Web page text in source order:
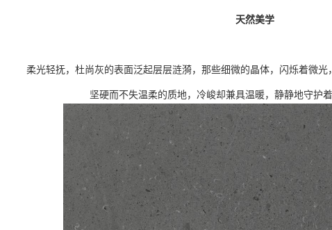
天然美学
柔光轻抚，杜尚灰的表面泛起层层涟漪，那些细微的晶体，闪烁着微光
坚硬而不失温柔的质地，冷峻却兼具温暖，静静地守护